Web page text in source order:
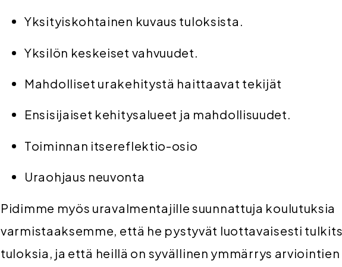
Yksityiskohtainen kuvaus tuloksista.
Yksilön keskeiset vahvuudet.
Mahdolliset urakehitystä haittaavat tekijät
Ensisijaiset kehitysalueet ja mahdollisuudet.
Toiminnan itsereflektio-osio
Uraohjaus neuvonta
Pidimme myös uravalmentajille suunnattuja koulutuksia
varmistaaksemme, että he pystyvät luottavaisesti
tuloksia, ja että heillä on syvällinen ymmärrys arviointien